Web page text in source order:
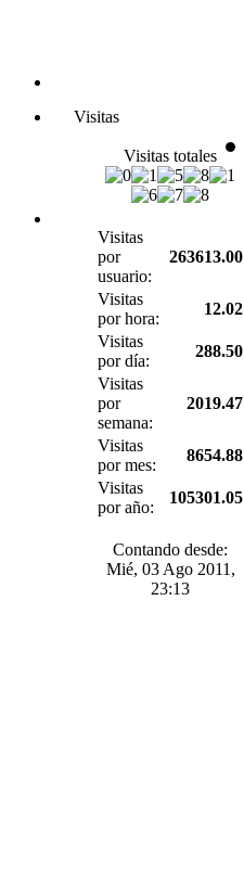
Visitas
Visitas totales
Visitas
por
usuario:
263613.00
Visitas
por hora:
12.02
Visitas
por día:
288.50
Visitas
por
semana:
2019.47
Visitas
por mes:
8654.88
Visitas
por año:
105301.05
Contando desde:
Mié, 03 Ago 2011,
23:13